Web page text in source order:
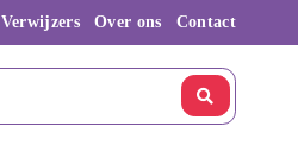
Verwijzers Over ons Contact